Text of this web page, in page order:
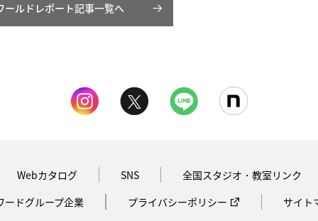
ールドレポート記事一覧へ
Webカタログ SNS
全国スタジオ・教室リンク
ードグループ企業
プライバシーポリシー サイト